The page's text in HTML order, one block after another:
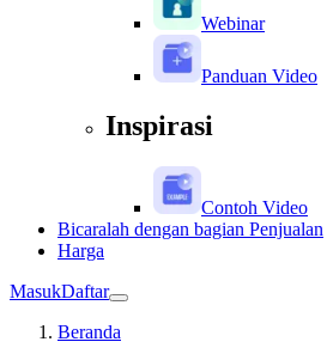
Webinar
Panduan Video
Inspirasi
Contoh Video
Bicaralah dengan bagian Penjualan
Harga
MasukDaftar
Beranda